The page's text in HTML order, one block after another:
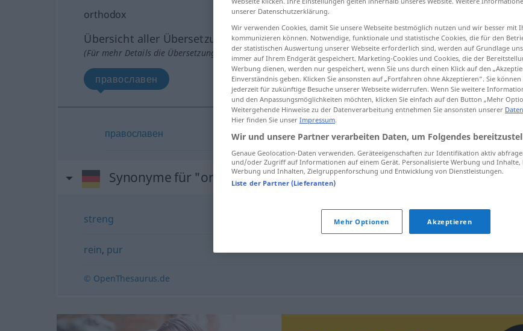
orthodox
Übersicht aller Übersetzungen
(Für mehr Details die Übersetzung anklicken/antippen)
православен
православен orthodox
Synonyme für "orthodox"
streng
rein, pur
© OpenThesaurus.de
unserer Datenschutzerklärung.
Wir verwenden Cookies, damit Sie unsere Webseite bestmöglich nutzen und wir besser mit
kommunizieren können. Notwendige, funktionale und statistische Cookies, die für den
der statistischen Auswertung unserer Webseite erforderlich sind, werden auf Grundlage
immer auf Ihrem Endgerät gespeichert. Marketing-Cookies und Cookies, die der
Werbung dienen, werden nur gespeichert, wenn Sie uns durch einen Klick auf den
Einverständnis geben. Klicken Sie ansonsten auf „Fortfahren ohne Akzeptieren“. Sie
jederzeit für zukünftige Besuche unserer Webseite widerrufen. Wenn Sie weitere
und den Anpassungsmöglichkeiten möchten, klicken Sie einfach auf den Button „Mehr
Weitergehende Hinweise zu der Datenverarbeitung entnehmen Sie ansonsten unserer
Hier finden Sie unser Impressum.
Wir und unsere Partner verarbeiten Daten, um Folgendes
Genaue Geolocation-Daten verwenden. Geräteeigenschaften zur Identifikation aktiv
und/oder Zugriff auf Informationen auf einem Gerät. Personalisierte Werbung und Inhalte,
Werbung und Inhalten, Zielgruppenforschung und Entwicklung von Dienstleistungen.
Liste der Partner (Lieferanten)
Mehr Optionen Akzeptieren